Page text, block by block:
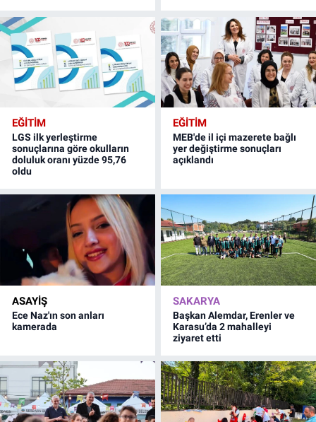
EĞİTİM
LGS ilk yerleştirme
sonuçlarına göre okulların
doluluk oranı yüzde 95,76
oldu
EĞİTİM
MEB'de il içi mazerete bağlı
yer değiştirme sonuçları
açıklandı
ASAYİŞ
Ece Naz'ın son anları
kamerada
SAKARYA
Başkan Alemdar, Erenler ve
Karasu’da 2 mahalleyi
ziyaret etti